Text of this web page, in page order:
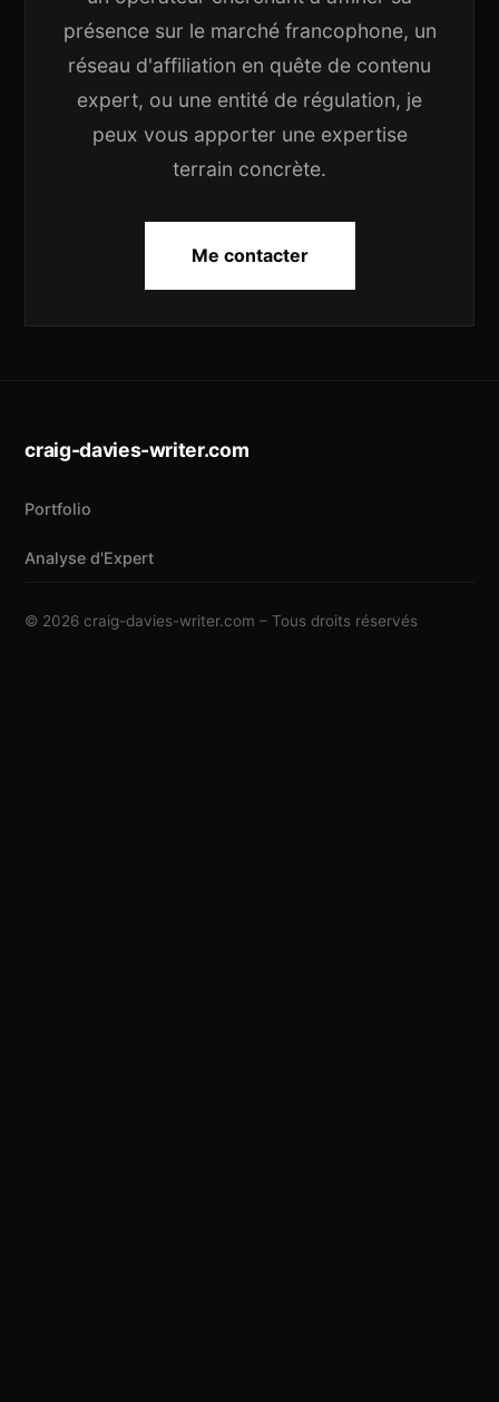
présence sur le marché francophone, un
réseau d'affiliation en quête de contenu
expert, ou une entité de régulation, je
peux vous apporter une expertise
terrain concrète.
Me contacter
craig-davies-writer.com
Portfolio
Analyse d'Expert
© 2026 craig-davies-writer.com – Tous droits réservés